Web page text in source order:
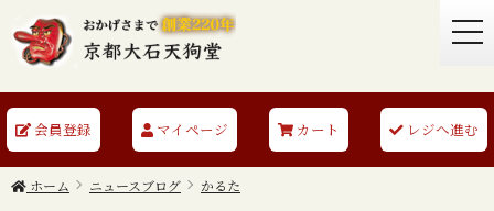
会員登録 マイページ カート レジへ進む
ホーム ニュースブログ かるた